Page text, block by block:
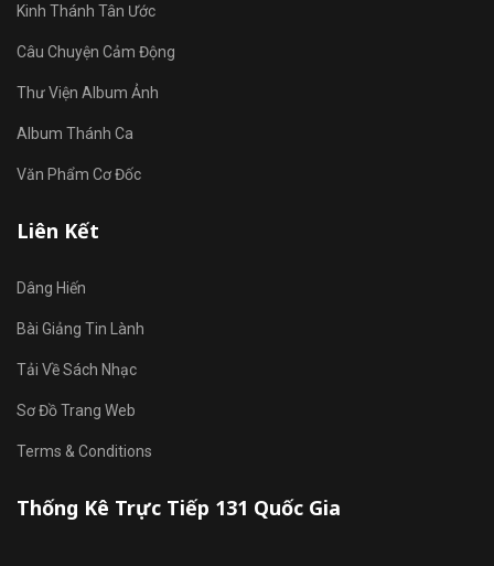
Kinh Thánh Tân Ước
Câu Chuyện Cảm Động
Thư Viện Album Ảnh
Album Thánh Ca
Văn Phẩm Cơ Đốc
Liên Kết
Dâng Hiến
Bài Giảng Tin Lành
Tải Về Sách Nhạc
Sơ Đồ Trang Web
Terms & Conditions
Thống Kê Trực Tiếp 131 Quốc Gia